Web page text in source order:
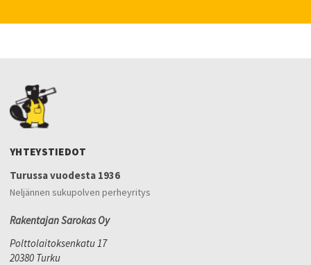
YHTEYSTIEDOT
Turussa vuodesta 1936
Neljännen sukupolven perheyritys
Rakentajan Sarokas Oy
Polttolaitoksenkatu 17
20380 Turku